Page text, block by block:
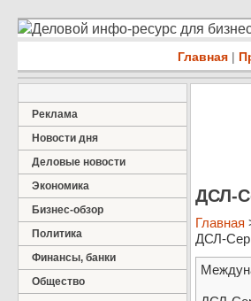
Деловой инфо-ресурс для
Главная |
Реклама
Новости дня
Деловые новости
Экономика
Бизнес-обзор
Политика
Финансы, банки
Общество
ДСЛ-
Главная
ДСЛ-